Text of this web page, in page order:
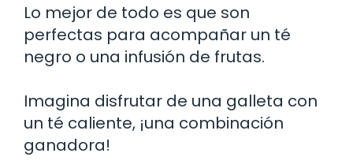
Lo mejor de todo es que son
perfectas para acompañar un té
negro o una infusión de frutas.
Imagina disfrutar de una galleta con
un té caliente, ¡una combinación
ganadora!